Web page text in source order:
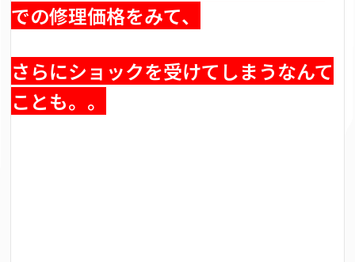
での修理価格をみて、
さらにショックを受けてしまうなんて
ことも。。